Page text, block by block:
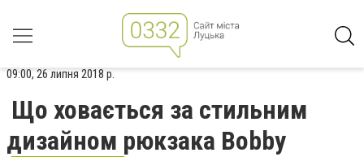
09:00, 26 липня 2018 р.
Що ховається за стильним
дизайном рюкзака Bobby